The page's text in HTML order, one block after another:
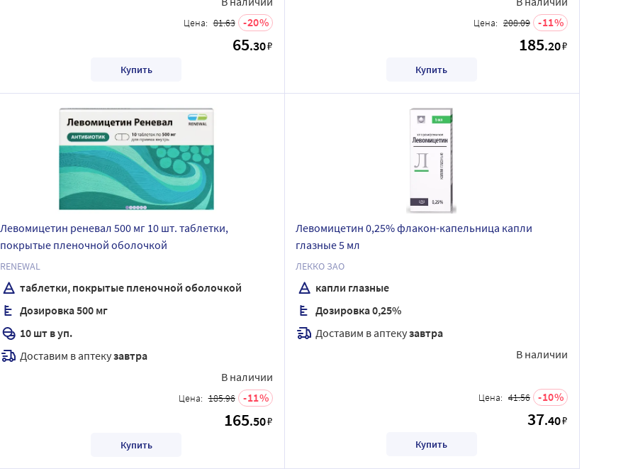
Цена: 81.63 20
65.30₽
Купить
Цена: 208.09 11
185.20₽
Купить
Левомицетин реневал 500 мг 10 шт. таблетки,
покрытые пленочной оболочкой
RENEWAL
таблетки, покрытые пленочной оболочкой
Дозировка 500 мг
10 шт в уп.
Доставим в аптекузавтра
В наличии
Цена: 185.96 11
165.50₽
Купить
Левомицетин 0,25% флакон-капельница капли
глазные 5 мл
ЛЕККО ЗАО
капли глазные
Дозировка 0,25%
Доставим в аптекузавтра
В наличии
Цена: 41.56 10
37.40₽
Купить